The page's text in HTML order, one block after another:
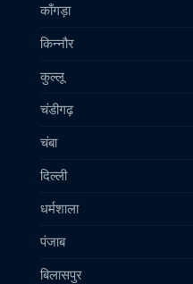
काँगड़ा
किन्नौर
कुल्लू
चंडीगढ़
चंबा
दिल्ली
धर्मशाला
पंजाब
बिलासपुर